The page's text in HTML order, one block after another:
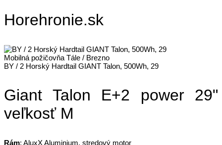
Horehronie.sk
Mobilná požičovňa Tále / Brezno
BY / 2 Horský Hardtail GIANT Talon, 500Wh, 29
Giant Talon E+2 power 29"
veľkosť M
Rám: AluxX Aluminium, stredový motor